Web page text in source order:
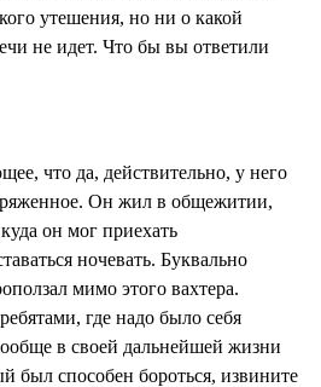
утешения, но ни о какой
не идет. Что бы вы ответили
что да, действительно, у него
Он жил в общежитии,
он мог приехать
ночевать. Буквально
мимо этого вахтера.
где надо было себя
в своей дальнейшей жизни
был способен бороться, извините